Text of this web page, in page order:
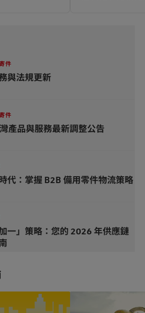
件
與法規更新
件
產品與服務最新調整公告
代：掌握 B2B 備用零件物流策略
加一」策略：您的 2026 年供應鏈